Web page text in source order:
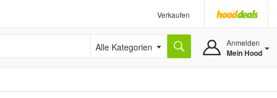
Verkaufen
Alle Kategorien Anmelden
Mein Hood